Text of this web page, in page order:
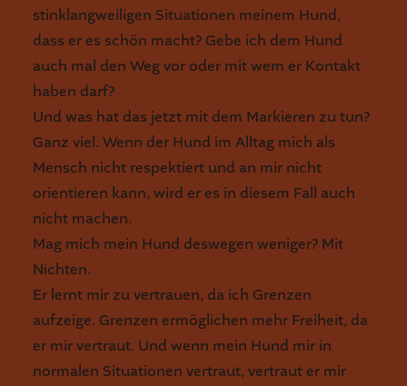
stinklangweiligen Situationen meinem Hund,
dass er es schön macht? Gebe ich dem Hund
auch mal den Weg vor oder mit wem er Kontakt
haben darf?
Und was hat das jetzt mit dem Markieren zu tun?
Ganz viel. Wenn der Hund im Alltag mich als
Mensch nicht respektiert und an mir nicht
orientieren kann, wird er es in diesem Fall auch
nicht machen.
Mag mich mein Hund deswegen weniger? Mit
Nichten.
Er lernt mir zu vertrauen, da ich Grenzen
aufzeige. Grenzen ermöglichen mehr Freiheit, da
er mir vertraut. Und wenn mein Hund mir in
normalen Situationen vertraut, vertraut er mir